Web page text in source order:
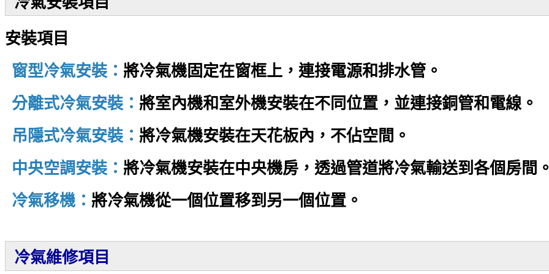
安裝項目
窗型冷氣安裝： 將冷氣機固定在窗框上，連接電源和排水管。
分離式冷氣安裝： 將室內機和室外機安裝在不同位置，並連接銅管和電線。
吊隱式冷氣安裝： 將冷氣機安裝在天花板內，不佔空間。
中央空調安裝： 將冷氣機安裝在中央機房，透過管道將冷氣輸送到各個房間
冷氣移機： 將冷氣機從一個位置移到另一個位置。
冷氣維修項目